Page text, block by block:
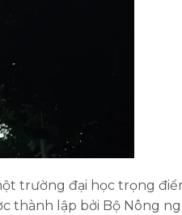
trường đại học trọng
thành lập bởi Bộ Nông